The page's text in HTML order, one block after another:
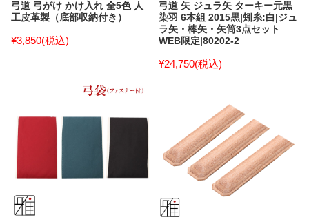
弓道 弓がけ かけ入れ 全5色 人
工皮革製（底部収納付き）
¥3,850(税込)
弓道 矢 ジュラ矢 ターキー元黒
染羽 6本組 2015黒|矧糸:白|ジュ
ラ矢・棒矢・矢筒3点セット
WEB限定|80202-2
¥24,750(税込)